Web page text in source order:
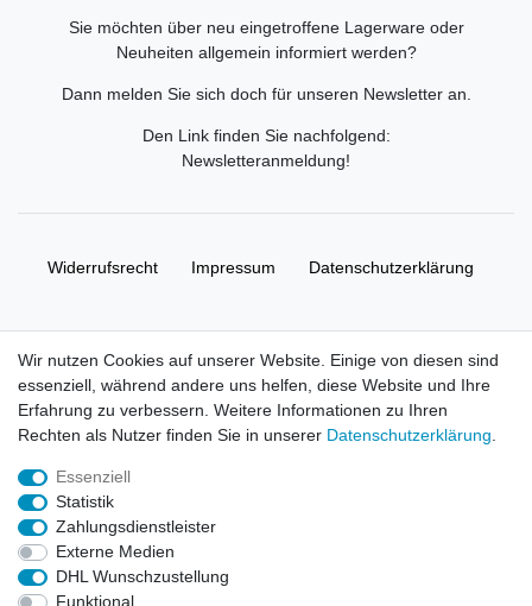
Sie möchten über neu eingetroffene Lagerware oder
Neuheiten allgemein informiert werden?
Dann melden Sie sich doch für unseren Newsletter an.
Den Link finden Sie nachfolgend:
Newsletteranmeldung!
Widerrufs­recht Impressum Daten­schutz­erklärung
© Copyright 2026 | Alle Rechte vorbehalten. HL-
Handelsgesellschaft mbH.
Alle Markennamen, Warenzeichen sowie sämtliche Produktbilder
und Beschreibungen sind Eigentum Ihrer rechtmäßigen
Eigentümer und dienen hier nur der Beschreibung.
Preise nur für registrierte Händler, ansonsten zeigt der Shop 0,00
Wir nutzen Cookies auf unserer Website. Einige von diesen sind
essenziell, während andere uns helfen, diese Website und Ihre
Erfahrung zu verbessern. Weitere Informationen zu Ihren
Rechten als Nutzer finden Sie in unserer Daten­schutz­erklärung
Essenziell
Statistik
Zahlungsdienstleister
Externe Medien
DHL Wunschzustellung
Funktional